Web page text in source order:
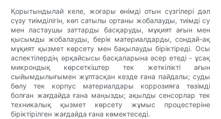
Қорытындылай келе, жоғары өнімді отын сүзгілері дәл
сүзу тиімділігін, көп сатылы ортаны жобалауды, тиімді су
мен ластаушы заттарды басқаруды, мұқият ағын мен
қысымды жобалауды, берік материалдарды, сондай-ақ
мұқият қызмет көрсету мен бақылауды біріктіреді. Осы
аспектілердің әрқайсысы басқаларына әсер етеді - ұсақ
микрондық көрсеткіштер тек жеткілікті ағын
сыйымдылығымен жұптасқан кезде ғана пайдалы; суды
бөлу тек корпус материалдары коррозияға төзімді
болған жағдайда ғана маңызды; ақылды сенсорлар тек
техникалық қызмет көрсету жұмыс процестеріне
біріктірілген жағдайда ғана көмектеседі.